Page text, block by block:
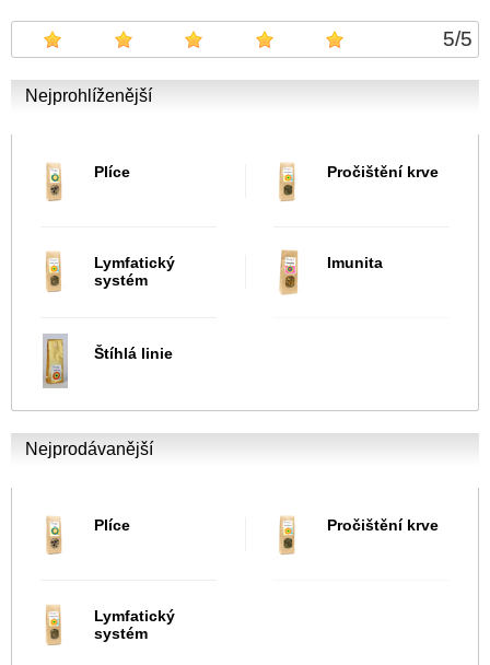
5/5
Nejprohlíženější
Plíce Pročištění krve
Lymfatický
systém
Imunita
Štíhlá linie
Nejprodávanější
Plíce Pročištění krve
Lymfatický
systém